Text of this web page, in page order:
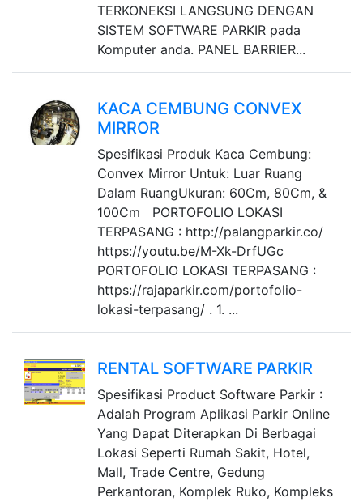
TERKONEKSI LANGSUNG DENGAN
SISTEM SOFTWARE PARKIR pada
Komputer anda. PANEL BARRIER...
KACA CEMBUNG CONVEX
MIRROR
Spesifikasi Produk Kaca Cembung:
Convex Mirror Untuk: Luar Ruang
Dalam RuangUkuran: 60Cm, 80Cm, &
100Cm PORTOFOLIO LOKASI
TERPASANG : http://palangparkir.co/
https://youtu.be/M-Xk-DrfUGc
PORTOFOLIO LOKASI TERPASANG :
https://rajaparkir.com/portofolio-
lokasi-terpasang/ . 1. ...
RENTAL SOFTWARE PARKIR
Spesifikasi Product Software Parkir :
Adalah Program Aplikasi Parkir Online
Yang Dapat Diterapkan Di Berbagai
Lokasi Seperti Rumah Sakit, Hotel,
Mall, Trade Centre, Gedung
Perkantoran, Komplek Ruko, Kompleks